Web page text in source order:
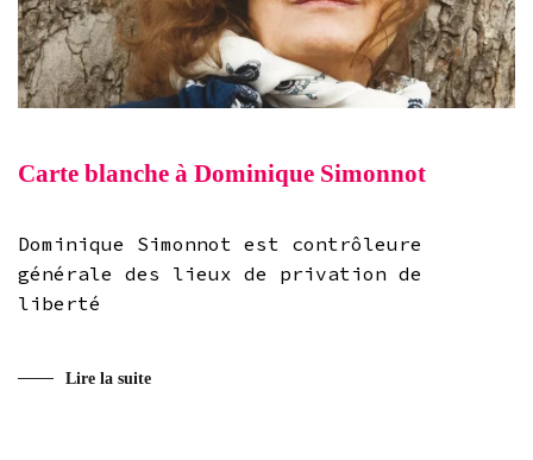
Carte blanche à Dominique Simonnot
Dominique Simonnot est contrôleure
générale des lieux de privation de
liberté
Lire la suite